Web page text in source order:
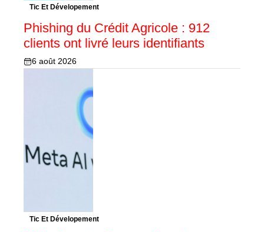
Tic Et Dévelopement
Phishing du Crédit Agricole : 912
clients ont livré leurs identifiants
6 août 2026
Tic Et Dévelopement